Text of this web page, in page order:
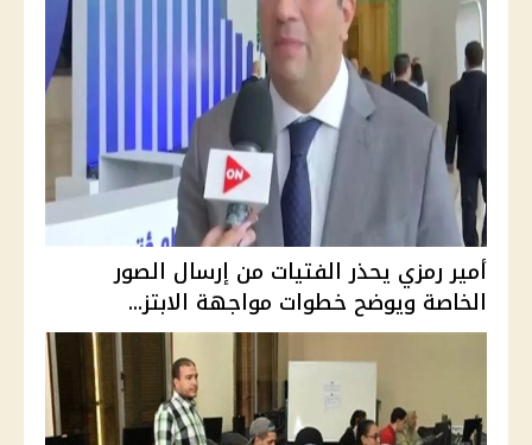
أمير رمزي يحذر الفتيات من إرسال الصور
الخاصة ويوضح خطوات مواجهة الابتز...